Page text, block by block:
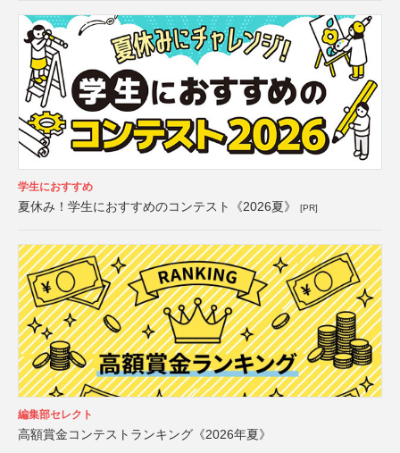
学生におすすめ
夏休み！学生におすすめのコンテスト《2026夏》 [PR]
編集部セレクト
高額賞金コンテストランキング《2026年夏》